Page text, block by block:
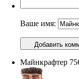
Ваше имя:
Добавить
Майнкрафтер